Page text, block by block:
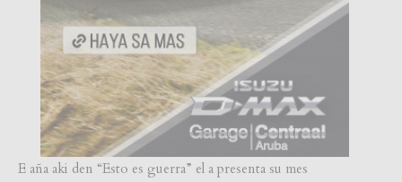
E aña aki den “Esto es guerra” el a presenta su mes